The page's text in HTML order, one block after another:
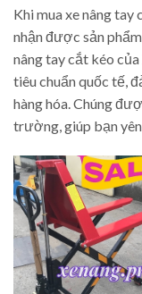
Khi mua xe nâng
nhận được sản
nâng tay cắt kéo
tiêu chuẩn quốc tế,
hàng hóa. Chúng
trường, giúp bạn